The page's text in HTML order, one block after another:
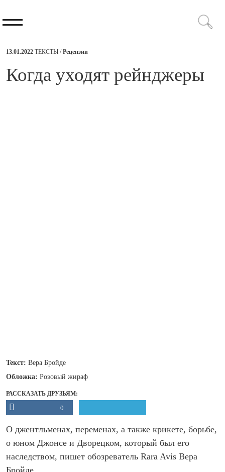
13.01.2022 ТЕКСТЫ /Рецензии
​Когда уходят рейнджеры
Текст: Вера Бройде
Обложка: Розовый жираф
РАССКАЗАТЬ ДРУЗЬЯМ:
0
О джентльменах, переменах, а также крикете, борьбе,
о юном Джонсе и Дворецком, который был его
наследством, пишет обозреватель Rara Avis Вера
Бройде.